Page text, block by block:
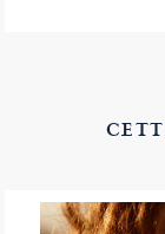
aux abeilles » pour